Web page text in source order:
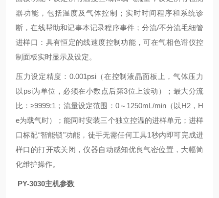
器功能，包括温度及气体控制；实时时间程序和系统诊
断，在线帮助和记事本记录程序事件；分流/不分流毛细管
进样口：具有恒定的线速度控制功能，可在气相色谱仪控
制面板实时显示及设定。
压力设定精度：0.001psi（在控制液晶面板上，气体压力
以psi为单位，必须在小数点后第3位上波动）；最大分流
比：≥9999:1；流量设定范围：0～1250mL/min（以H2，H
e为载气时）；能同时安装三个独立控温的进样单元；进样
口标配“智能锁"功能，徒手无需任何工具1秒内即可完成进
样口的打开或关闭，仪器自动感知优良气密位置，大幅简
化维护操作。
PY-3030主机参数